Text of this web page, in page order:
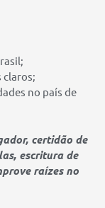
claros;
no país de
certidão de
escritura de
raízes no